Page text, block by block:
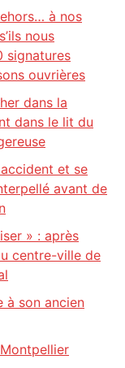
à nos
nous
signatures
ouvrières
dans la
dans le lit du
et se
avant de
» : après
centre-ville de
à son ancien